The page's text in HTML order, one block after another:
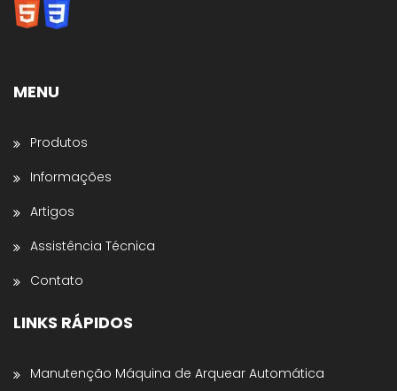
Envolvedoras, Filme Stretch, Fitas de Arquear,
Selos para Fitas de Arquear, Aplicador de Filme
Preencha os dados abaixo e o atendimento
Nome da Empresa *
Estado *
MENU
Produtos
Informações
Artigos
Assistência Técnica
Contato
LINKS RÁPIDOS
Manutenção Máquina de Arquear Automática